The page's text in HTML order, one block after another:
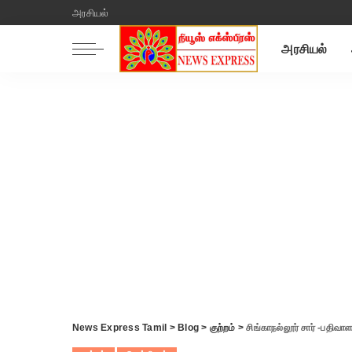
அரசியல்
அரசியல்
News Express Tamil > Blog > குற்றம் >சிங்காநல்லூர் சார் -